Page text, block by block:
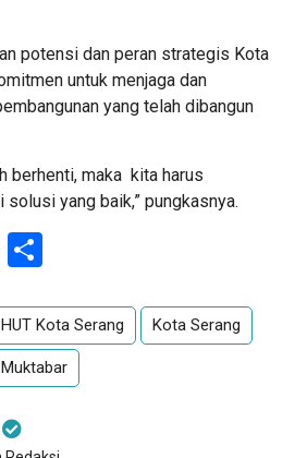
potensi dan peran strategis Kota
untuk menjaga dan
yang telah dibangun
berhenti, maka kita harus
yang baik,” pungkasnya.
WhatsApp
HUT Kota Serang Kota Serang